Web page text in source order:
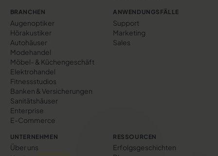
BRANCHEN
Augenoptiker
Hörakustiker
Autohäuser
Modehandel
Möbel- & Küchengeschäft
Elektrohandel
Fitnessstudios
Banken & Versicherungen
Sanitätshäuser
Enterprise
E-Commerce
ANWENDUNGSFÄLLE
Support
Marketing
Sales
UNTERNEHMEN
Über uns
RESSOURCEN
Erfolgs­geschichten